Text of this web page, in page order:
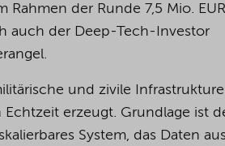
der Runde 7,5 Mio.
auch der Deep-Tech-Investor
und zivile
erzeugt. Grundlage ist
System, das Daten